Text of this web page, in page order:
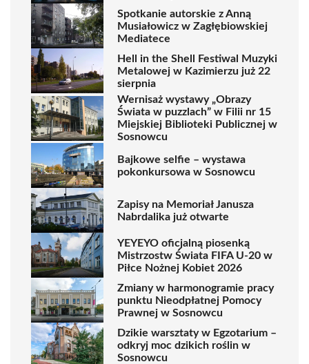
Spotkanie autorskie z Anną
Musiałowicz w Zagłębiowskiej
Mediatece
Hell in the Shell Festiwal Muzyki
Metalowej w Kazimierzu już 22
sierpnia
Wernisaż wystawy „Obrazy
Świata w puzzlach” w Filii nr 15
Miejskiej Biblioteki Publicznej w
Sosnowcu
Bajkowe selfie – wystawa
pokonkursowa w Sosnowcu
Zapisy na Memoriał Janusza
Nabrdalika już otwarte
YEYEYO oficjalną piosenką
Mistrzostw Świata FIFA U-20 w
Piłce Nożnej Kobiet 2026
Zmiany w harmonogramie pracy
punktu Nieodpłatnej Pomocy
Prawnej w Sosnowcu
Dzikie warsztaty w Egzotarium –
odkryj moc dzikich roślin w
Sosnowcu